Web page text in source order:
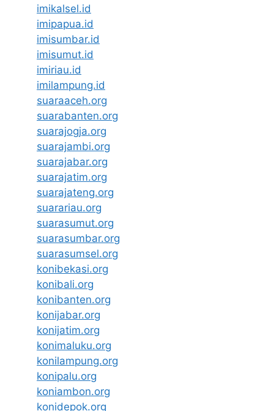
imikalsel.id
imipapua.id
imisumbar.id
imisumut.id
imiriau.id
imilampung.id
suaraaceh.org
suarabanten.org
suarajogja.org
suarajambi.org
suarajabar.org
suarajatim.org
suarajateng.org
suarariau.org
suarasumut.org
suarasumbar.org
suarasumsel.org
konibekasi.org
konibali.org
konibanten.org
konijabar.org
konijatim.org
konimaluku.org
konilampung.org
konipalu.org
koniambon.org
konidepok.org